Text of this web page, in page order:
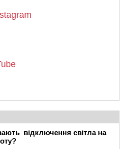
відключення світла на